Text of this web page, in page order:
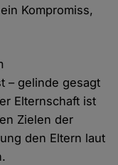
Kompromiss,
– gelinde gesagt
Elternschaft ist
Zielen der
den Eltern laut